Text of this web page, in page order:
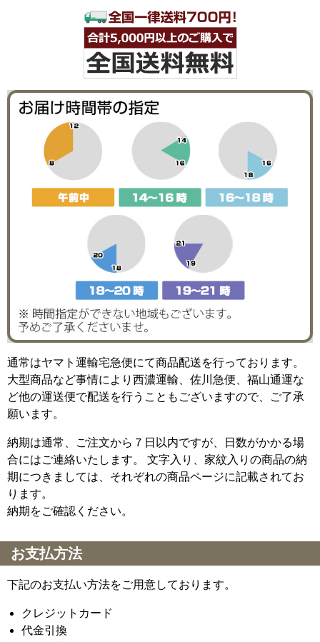
通常はヤマト運輸宅急便にて商品配送を行っております。
大型商品など事情により西濃運輸、佐川急便、福山通運な
ど他の運送便で配送を行うこともございますので、ご了承
願います。
納期は通常、ご注文から７日以内ですが、日数がかかる場
合にはご連絡いたします。 文字入り、家紋入りの商品の納
期につきましては、それぞれの商品ページに記載されてお
ります。
納期をご確認ください。
お支払方法
下記のお支払い方法をご用意しております。
クレジットカード
代金引換